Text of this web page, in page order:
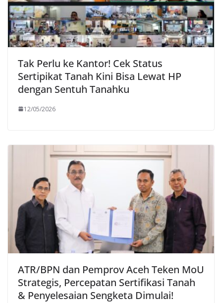
Tak Perlu ke Kantor! Cek Status
Sertipikat Tanah Kini Bisa Lewat HP
dengan Sentuh Tanahku
12/05/2026
ATR/BPN dan Pemprov Aceh Teken MoU
Strategis, Percepatan Sertifikasi Tanah
& Penyelesaian Sengketa Dimulai!